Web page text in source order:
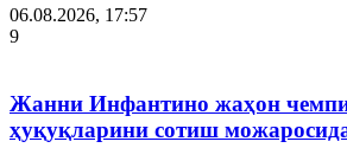
06.08.2026, 17:57
9
Жанни Инфантино жаҳон
ҳуқуқларини сотиш